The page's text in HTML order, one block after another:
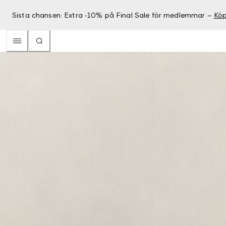
Sista chansen: Extra -10% på Final Sale för medlemmar –